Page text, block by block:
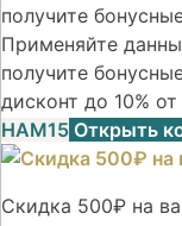
получите
Применяйте
получите
дисконт до 10%
НАМ15 Открыть
Скидка 500₽ на